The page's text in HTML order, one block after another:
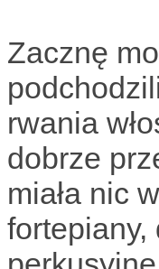
Zacznę
rwania
dobrze
miała nic